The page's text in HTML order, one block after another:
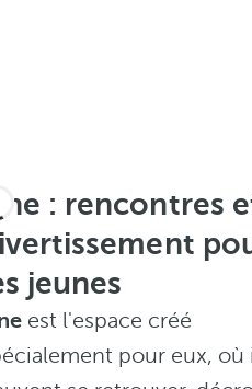
: rencontres
jeunes
est l'espace créé
pour eux, où